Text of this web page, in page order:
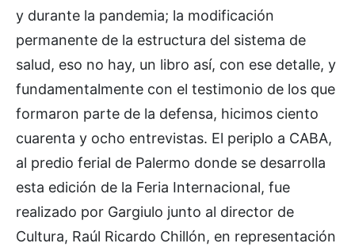
y durante la pandemia; la modificación
permanente de la estructura del sistema de
salud, eso no hay, un libro así, con ese detalle, y
fundamentalmente con el testimonio de los que
formaron parte de la defensa, hicimos ciento
cuarenta y ocho entrevistas. El periplo a CABA,
al predio ferial de Palermo donde se desarrolla
esta edición de la Feria Internacional, fue
realizado por Gargiulo junto al director de
Cultura, Raúl Ricardo Chillón, en representación